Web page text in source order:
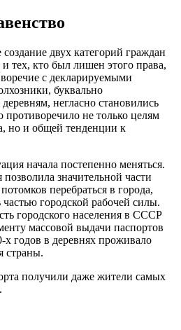
двух категорий граждан
тех, кто был лишен этого права,
с декларируемыми
буквально
негласно становились
противоречило не только целям
но и общей тенденции к
начала постепенно меняться.
значительной части
перебраться в города,
частью городской рабочей силы.
городского населения в СССР
массовой выдачи паспортов
х годов в деревнях проживало
страны.
получили даже жители самых